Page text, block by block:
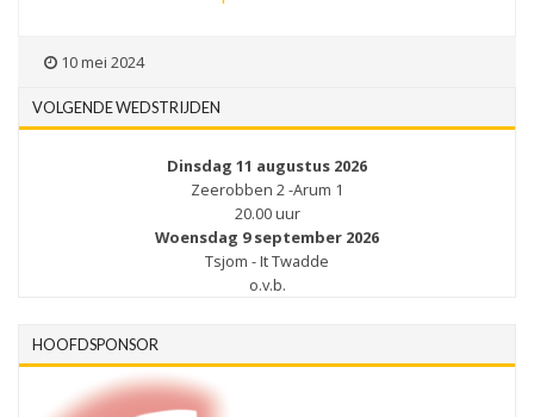
10 mei 2024
VOLGENDE WEDSTRIJDEN
Dinsdag 11 augustus 2026
Zeerobben 2 -Arum 1
20.00 uur
Woensdag 9 september 2026
Tsjom - It Twadde
o.v.b.
HOOFDSPONSOR